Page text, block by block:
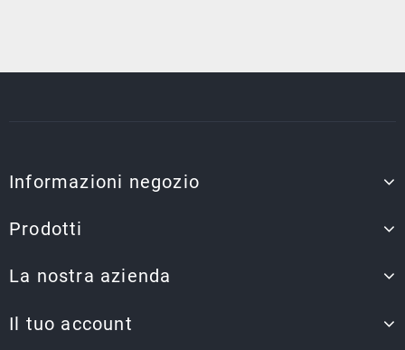
Informazioni negozio
Prodotti
La nostra azienda
Il tuo account